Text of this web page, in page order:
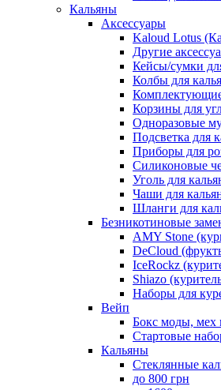
Кальяны
Аксессуары
Kaloud Lotus
Другие
Кейсы/сумки
Колбы для
Корзины для
Одноразовые
Подсветка для
Приборы для
Силиконовые
Уголь для
Чаши для
Шланги для
Безникотиновые
AMY Stone
DeCloud
IceRockz
Shiazo
Наборы для
Вейп
Бокс моды, мех
Стартовые
Кальяны
Стеклянные
до 800 грн